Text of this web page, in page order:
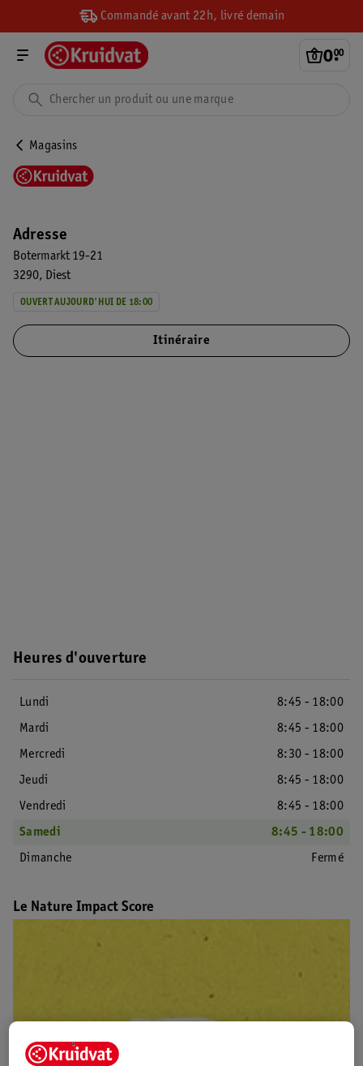
Commandé avant 22h, livré demain
0.
00
Magasins
Adresse
Botermarkt 19-21
3290
Diest
OUVERT AUJOURD'HUI DE 18:00
Itinéraire
Heures d'ouverture
Lundi
8:45 - 18:00
Mardi
8:45 - 18:00
Mercredi
8:30 - 18:00
Jeudi
8:45 - 18:00
Vendredi
8:45 - 18:00
Samedi
8:45 - 18:00
Dimanche
Fermé
Le Nature Impact Score